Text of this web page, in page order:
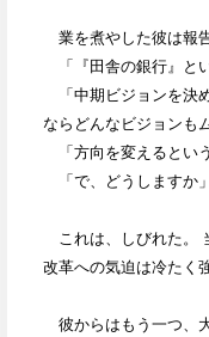
業を煮やした彼は報
「『田舎の銀行』と
「中期ビジョンを
ならどんなビジョンも
「方向を変えると
「で、どうしますか」
これは、しびれた。
改革への気迫は冷たく
彼からはもう一つ、